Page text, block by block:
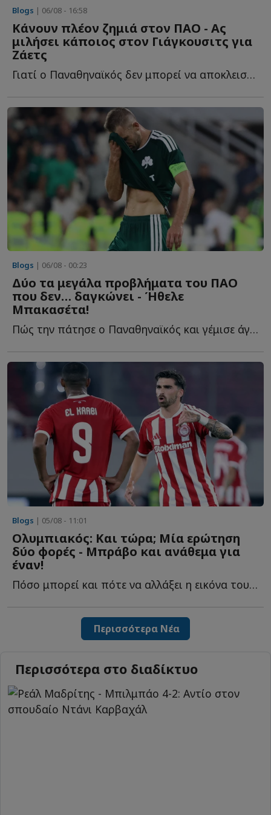
Blogs | 06/08 - 16:58
Κάνουν πλέον ζημιά στον ΠΑΟ - Ας
μιλήσει κάποιος στον Γιάγκουσιτς για
Ζάετς
Γιατί ο Παναθηναϊκός δεν μπορεί να αποκλειστεί από τ...
Blogs | 06/08 - 00:23
Δύο τα μεγάλα προβλήματα του ΠΑΟ
που δεν… δαγκώνει - Ήθελε
Μπακασέτα!
Πώς την πάτησε ο Παναθηναϊκός και γέμισε άγχος ενόψει τ...
Blogs | 05/08 - 11:01
Ολυμπιακός: Και τώρα; Μία ερώτηση
δύο φορές - Μπράβο και ανάθεμα για
έναν!
Πόσο μπορεί και πότε να αλλάξει η εικόνα του Ολυμπιακού, η...
Περισσότερα Νέα
Περισσότερα στο διαδίκτυο